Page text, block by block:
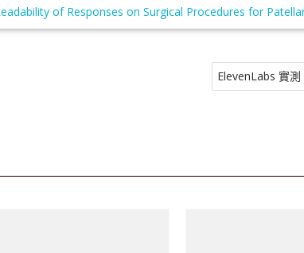
of Responses on Surgical Procedures for
ElevenLabs 實